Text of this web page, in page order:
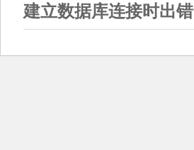
建立数据库连接时出错